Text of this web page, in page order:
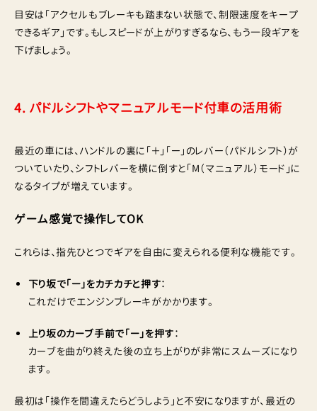
目安は「アクセルもブレーキも踏まない状態で、制限速度をキープ
できるギア」です。もしスピードが上がりすぎるなら、もう一段ギアを
下げましょう。
4. パドルシフトやマニュアルモード付車の活用術
最近の車には、ハンドルの裏に「＋」「ー」のレバー（パドルシフト）が
ついていたり、シフトレバーを横に倒すと「M（マニュアル）モード」に
なるタイプが増えています。
ゲーム感覚で操作してOK
これらは、指先ひとつでギアを自由に変えられる便利な機能です。
下り坂で「ー」をカチカチと押す：
これだけでエンジンブレーキがかかります。
上り坂のカーブ手前で「ー」を押す：
カーブを曲がり終えた後の立ち上がりが非常にスムーズになり
ます。
最初は「操作を間違えたらどうしよう」と不安になりますが、最近の